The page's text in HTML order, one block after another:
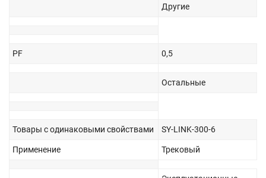
Другие
PF 0,5
Остальные
Товары с одинаковыми свойствами SY-LINK-300-6
Применение Трековый